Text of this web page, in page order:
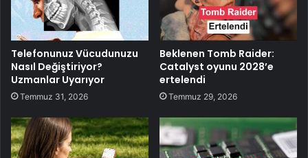
Telefonunuz Vücudunuzu
Nasıl Değiştiriyor?
Uzmanlar Uyarıyor
Temmuz 31, 2026
Beklenen Tomb Raider:
Catalyst oyunu 2028’e
ertelendi
Temmuz 29, 2026